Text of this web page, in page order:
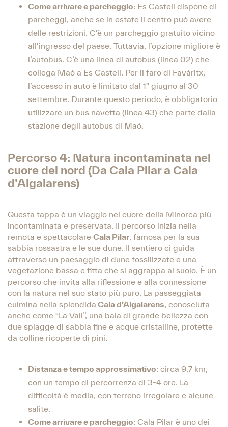
Come arrivare e parcheggio: Es Castell dispone di
parcheggi, anche se in estate il centro può avere
delle restrizioni. C’è un parcheggio gratuito vicino
all’ingresso del paese. Tuttavia, l’opzione migliore è
l’autobus. C’è una linea di autobus (linea 02) che
collega Maó a Es Castell. Per il faro di Favàritx,
l’accesso in auto è limitato dal 1° giugno al 30
settembre. Durante questo periodo, è obbligatorio
utilizzare un bus navetta (linea 43) che parte dalla
stazione degli autobus di Maó.
Percorso 4: Natura incontaminata nel
cuore del nord (Da Cala Pilar a Cala
d’Algaiarens)
Questa tappa è un viaggio nel cuore della Minorca più
incontaminata e preservata. Il percorso inizia nella
remota e spettacolare Cala Pilar, famosa per la sua
sabbia rossastra e le sue dune. Il sentiero ci guida
attraverso un paesaggio di dune fossilizzate e una
vegetazione bassa e fitta che si aggrappa al suolo. È un
percorso che invita alla riflessione e alla connessione
con la natura nel suo stato più puro. La passeggiata
culmina nella splendida Cala d’Algaiarens, conosciuta
anche come “La Vall”, una baia di grande bellezza con
due spiagge di sabbia fine e acque cristalline, protette
da colline ricoperte di pini.
Distanza e tempo approssimativo: circa 9,7 km,
con un tempo di percorrenza di 3-4 ore. La
difficoltà è media, con terreno irregolare e alcune
salite.
Come arrivare e parcheggio: Cala Pilar è uno dei